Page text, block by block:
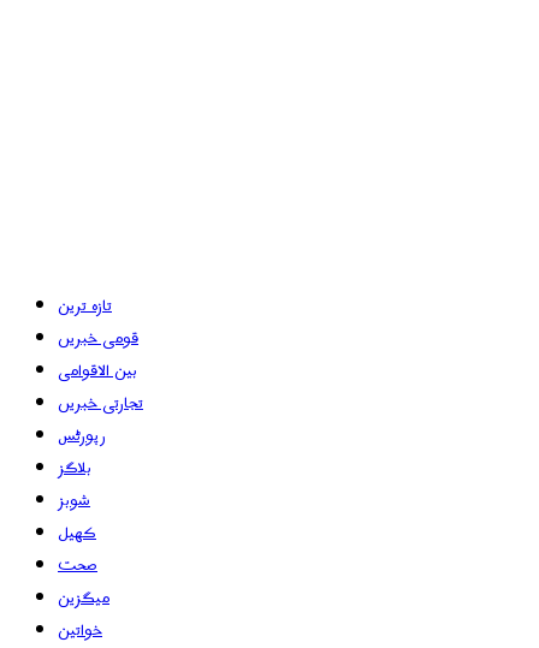
تازہ ترین
قومی خبریں
بین الاقوامی
تجارتی خبریں
رپورٹس
بلاگز
شوبز
کھیل
صحت
میگزین
خواتین